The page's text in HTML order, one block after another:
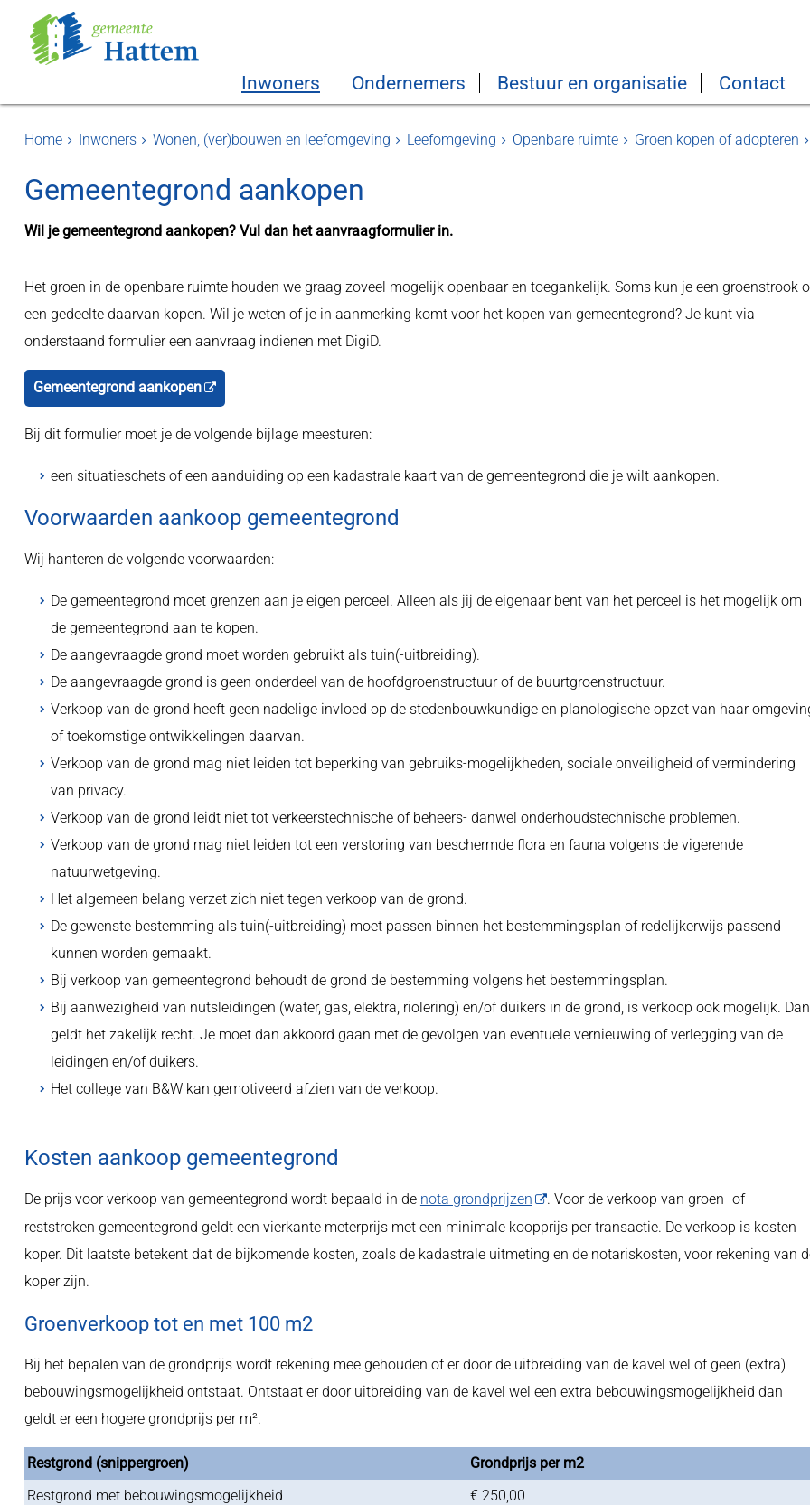
Inwoners Ondernemers Bestuur en organisatie Contact
Home Inwoners Wonen, (ver)bouwen en leefomgeving Leefomgeving Openbare ruimte Groen kopen of adopteren
Gemeentegrond aankopen
Wil je gemeentegrond aankopen? Vul dan het aanvraagformulier in.
Het groen in de openbare ruimte houden we graag zoveel mogelijk openbaar en toegankelijk. Soms kun je een groenstrook
een gedeelte daarvan kopen. Wil je weten of je in aanmerking komt voor het kopen van gemeentegrond? Je kunt via
onderstaand formulier een aanvraag indienen met DigiD.
Gemeentegrond aankopen
Bij dit formulier moet je de volgende bijlage meesturen:
een situatieschets of een aanduiding op een kadastrale kaart van de gemeentegrond die je wilt aankopen.
Voorwaarden aankoop gemeentegrond
Wij hanteren de volgende voorwaarden:
De gemeentegrond moet grenzen aan je eigen perceel. Alleen als jij de eigenaar bent van het perceel is het mogelijk om
de gemeentegrond aan te kopen.
De aangevraagde grond moet worden gebruikt als tuin(-uitbreiding).
De aangevraagde grond is geen onderdeel van de hoofdgroenstructuur of de buurtgroenstructuur.
Verkoop van de grond heeft geen nadelige invloed op de stedenbouwkundige en planologische opzet van haar
of toekomstige ontwikkelingen daarvan.
Verkoop van de grond mag niet leiden tot beperking van gebruiks-mogelijkheden, sociale onveiligheid of vermindering
van privacy.
Verkoop van de grond leidt niet tot verkeerstechnische of beheers- danwel onderhoudstechnische problemen.
Verkoop van de grond mag niet leiden tot een verstoring van beschermde flora en fauna volgens de vigerende
natuurwetgeving.
Het algemeen belang verzet zich niet tegen verkoop van de grond.
De gewenste bestemming als tuin(-uitbreiding) moet passen binnen het bestemmingsplan of redelijkerwijs passend
kunnen worden gemaakt.
Bij verkoop van gemeentegrond behoudt de grond de bestemming volgens het bestemmingsplan.
Bij aanwezigheid van nutsleidingen (water, gas, elektra, riolering) en/of duikers in de grond, is verkoop ook mogelijk. Dan
geldt het zakelijk recht. Je moet dan akkoord gaan met de gevolgen van eventuele vernieuwing of verlegging van de
leidingen en/of duikers.
Het college van B&W kan gemotiveerd afzien van de verkoop.
Kosten aankoop gemeentegrond
De prijs voor verkoop van gemeentegrond wordt bepaald in de nota grondprijzen
. Voor de verkoop van groen- of
reststroken gemeentegrond geldt een vierkante meterprijs met een minimale koopprijs per transactie. De verkoop is kosten
koper. Dit laatste betekent dat de bijkomende kosten, zoals de kadastrale uitmeting en de notariskosten, voor rekening van
koper zijn.
Groenverkoop tot en met 100 m2
Bij het bepalen van de grondprijs wordt rekening mee gehouden of er door de uitbreiding van de kavel wel of geen (extra)
bebouwingsmogelijkheid ontstaat. Ontstaat er door uitbreiding van de kavel wel een extra bebouwingsmogelijkheid dan
geldt er een hogere grondprijs per m².
Restgrond (snippergroen)
Grondprijs per m2
Restgrond met bebouwingsmogelijkheid
€ 250,00